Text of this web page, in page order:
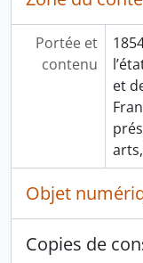
Portée et
contenu
et
Objet
Copies de